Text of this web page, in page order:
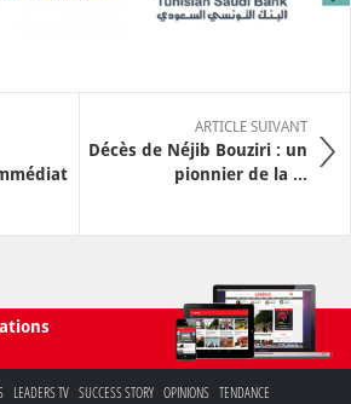
ARTICLE SUIVANT
Décès de Néjib Bouziri : un
pionnier de la ...
LEADERS TV SUCCESS STORY OPINIONS TENDANCE